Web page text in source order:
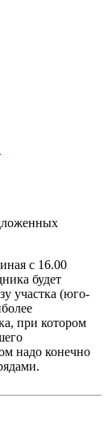
с 16.00
будет
участка (юго-
при котором
надо конечно